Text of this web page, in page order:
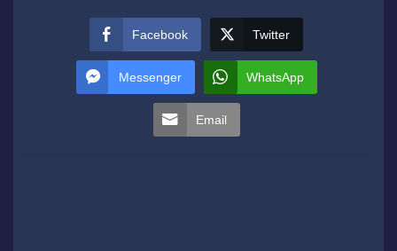
Facebook Twitter
Messenger WhatsApp
Email